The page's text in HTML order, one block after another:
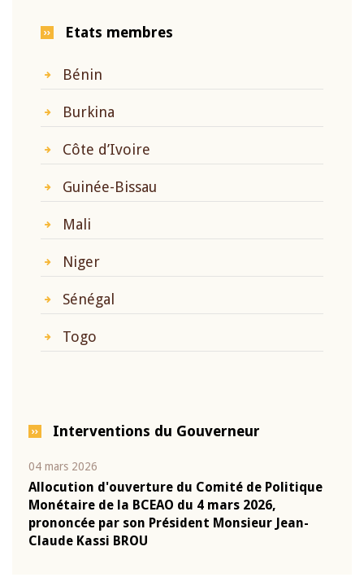
Etats membres
Bénin
Burkina
Côte d’Ivoire
Guinée-Bissau
Mali
Niger
Sénégal
Togo
Interventions du Gouverneur
04 mars 2026
Allocution d'ouverture du Comité de Politique
Monétaire de la BCEAO du 4 mars 2026,
prononcée par son Président Monsieur Jean-
Claude Kassi BROU